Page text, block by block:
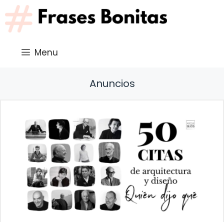
Saltar
al
contenido
Menu
Anuncios